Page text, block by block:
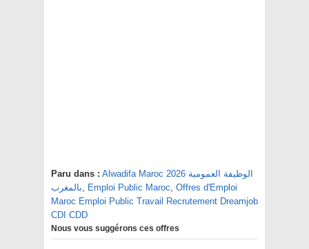
Paru dans : Alwadifa Maroc 2026 الوظيفة العمومية
بالمغرب, Emploi Public Maroc, Offres d'Emploi
Maroc Emploi Public Travail Recrutement Dreamjob
CDI CDD
Nous vous suggérons ces offres